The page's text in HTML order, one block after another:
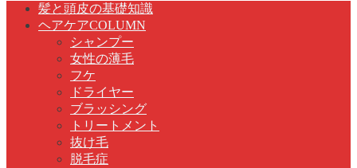
髪と頭皮の基礎知識
ヘアケアCOLUMN
シャンプー
女性の薄毛
フケ
ドライヤー
ブラッシング
トリートメント
抜け毛
脱毛症